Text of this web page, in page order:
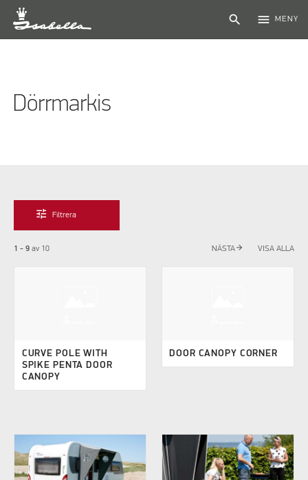
search menu MENY
Dörrmarkis
tune Filtrera
1 - 9av 10 NÄSTAarrow_forward VISA ALLA
CURVE POLE WITH
SPIKE PENTA DOOR
CANOPY
DOOR CANOPY CORNER